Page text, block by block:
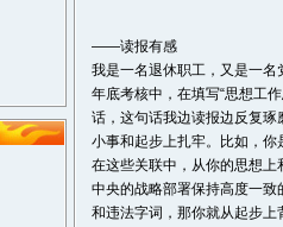
——读报有感
我是一名退休职工，又是一
年底考核中，在填写“思想工
话，这句话我边读报边反复
小事和起步上扎牢。比如，
在这些关联中，从你的思想
中央的战略部署保持高度一
和违法字词，那你就从起步上